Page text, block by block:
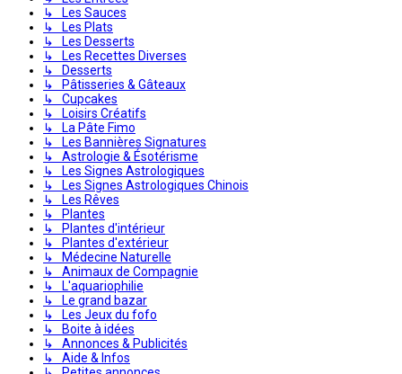
↳ Les Sauces
↳ Les Plats
↳ Les Desserts
↳ Les Recettes Diverses
↳ Desserts
↳ Pâtisseries & Gâteaux
↳ Cupcakes
↳ Loisirs Créatifs
↳ La Pâte Fimo
↳ Les Bannières Signatures
↳ Astrologie & Ésotérisme
↳ Les Signes Astrologiques
↳ Les Signes Astrologiques Chinois
↳ Les Rêves
↳ Plantes
↳ Plantes d'intérieur
↳ Plantes d'extérieur
↳ Médecine Naturelle
↳ Animaux de Compagnie
↳ L'aquariophilie
↳ Le grand bazar
↳ Les Jeux du fofo
↳ Boite à idées
↳ Annonces & Publicités
↳ Aide & Infos